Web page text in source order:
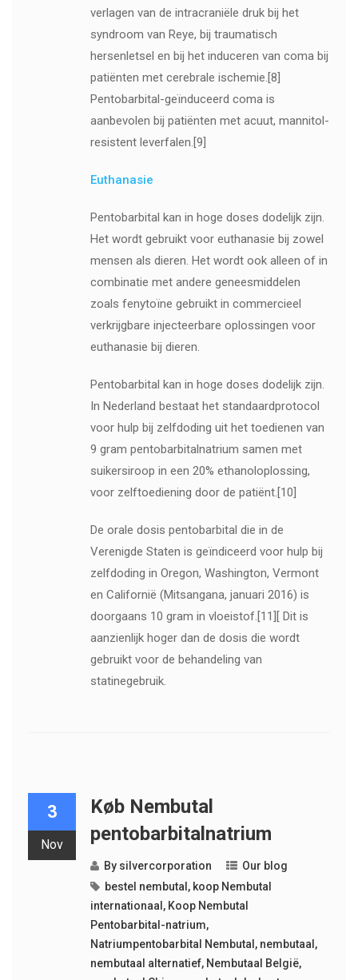
verlagen van de intracraniële druk bij het
syndroom van Reye, bij traumatisch
hersenletsel en bij het induceren van coma bij
patiënten met cerebrale ischemie.[8]
Pentobarbital-geïnduceerd coma is
aanbevolen bij patiënten met acuut, mannitol-
resistent leverfalen.[9]
Euthanasie
Pentobarbital kan in hoge doses dodelijk zijn.
Het wordt gebruikt voor euthanasie bij zowel
mensen als dieren. Het wordt ook alleen of in
combinatie met andere geneesmiddelen
zoals fenytoïne gebruikt in commercieel
verkrijgbare injecteerbare oplossingen voor
euthanasie bij dieren.
Pentobarbital kan in hoge doses dodelijk zijn.
In Nederland bestaat het standaardprotocol
voor hulp bij zelfdoding uit het toedienen van
9 gram pentobarbitalnatrium samen met
suikersiroop in een 20% ethanoloplossing,
voor zelftoediening door de patiënt.[10]
De orale dosis pentobarbital die in de
Verenigde Staten is geïndiceerd voor hulp bij
zelfdoding in Oregon, Washington, Vermont
en Californië (Mitsangana, januari 2016) is
doorgaans 10 gram in vloeistof.[11][ Dit is
aanzienlijk hoger dan de dosis die wordt
gebruikt voor de behandeling van
statinegebruik.
3
Nov
Køb Nembutal
pentobarbitalnatrium
By silvercorporation
Our blog
bestel nembutal , koop Nembutal
internationaal , Koop Nembutal
Pentobarbital-natrium,
Natriumpentobarbital Nembutal , nembutaal ,
nembutaal alternatief, Nembutaal België,